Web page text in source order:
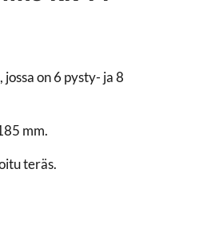
on 6 pysty- ja 8
mm.
teräs.